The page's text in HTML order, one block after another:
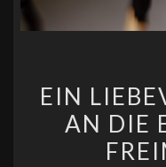
EIN
AN DIE